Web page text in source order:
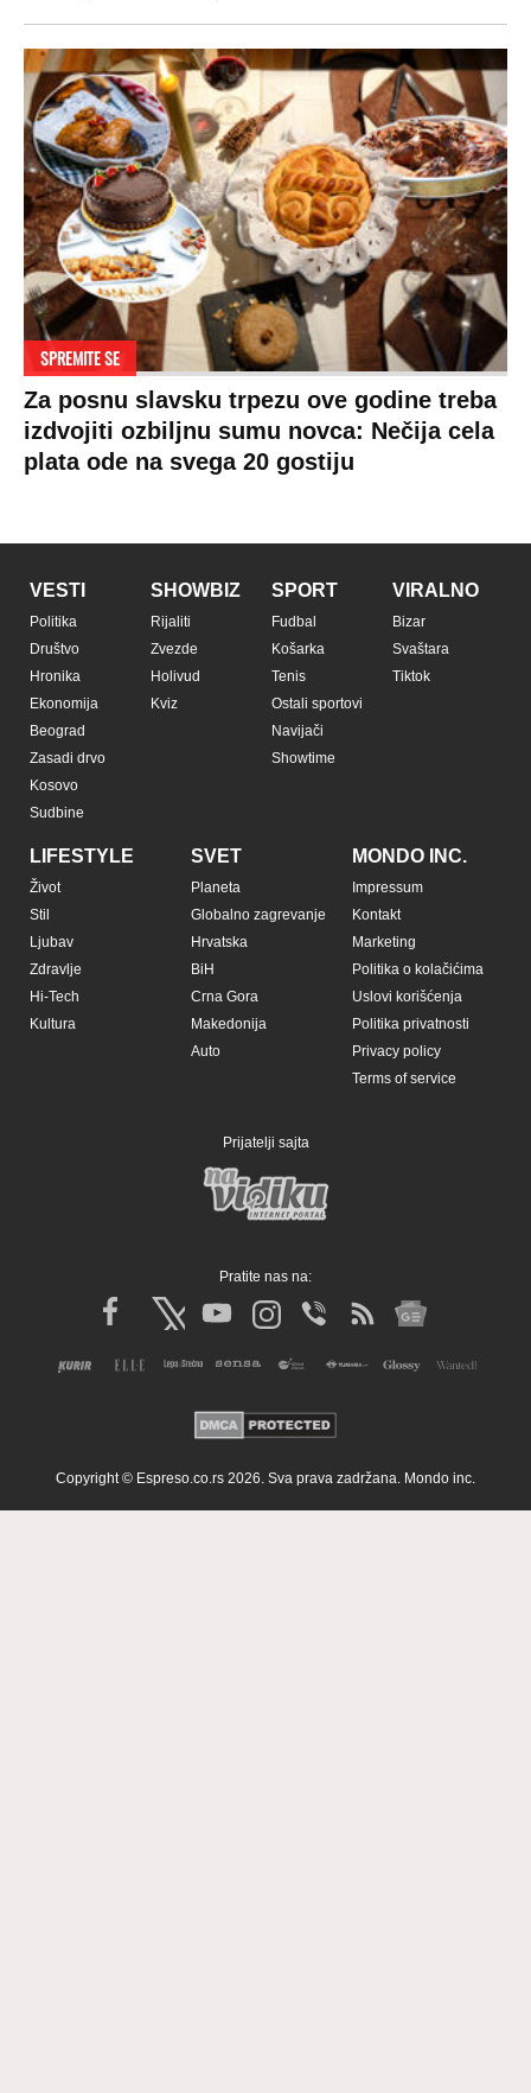
SPREMITE SE
Za posnu slavsku trpezu ove godine treba
izdvojiti ozbiljnu sumu novca: Nečija cela
plata ode na svega 20 gostiju
VESTI
Politika
Društvo
Hronika
Ekonomija
Beograd
Zasadi drvo
Kosovo
Sudbine
SHOWBIZ
Rijaliti
Zvezde
Holivud
Kviz
SPORT
Fudbal
Košarka
Tenis
Ostali sportovi
Navijači
Showtime
VIRALNO
Bizar
Svaštara
Tiktok
LIFESTYLE
Život
Stil
Ljubav
Zdravlje
Hi-Tech
Kultura
SVET
Planeta
Globalno zagrevanje
Hrvatska
BiH
Crna Gora
Makedonija
Auto
MONDO INC.
Impressum
Kontakt
Marketing
Politika o kolačićima
Uslovi korišćenja
Politika privatnosti
Privacy policy
Terms of service
Prijatelji sajta
Pratite nas na:
Copyright © Espreso.co.rs 2026. Sva prava zadržana. Mondo inc.